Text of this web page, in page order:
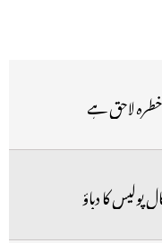
لاحق ہے
پولیس کا دباؤ